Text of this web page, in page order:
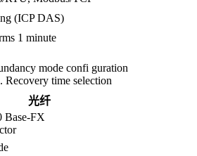
(ICP DAS)
1 minute
mode confi guration
Recovery time selection
光纤
Base-FX